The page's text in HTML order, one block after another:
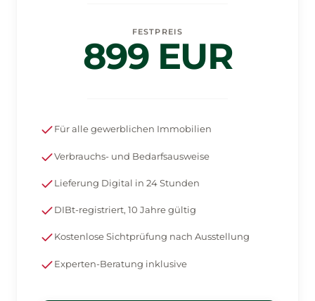
FESTPREIS
899 EUR
Für alle gewerblichen Immobilien
Verbrauchs- und Bedarfsausweise
Lieferung Digital in 24 Stunden
DIBt-registriert, 10 Jahre gültig
Kostenlose Sichtprüfung nach Ausstellung
Experten-Beratung inklusive